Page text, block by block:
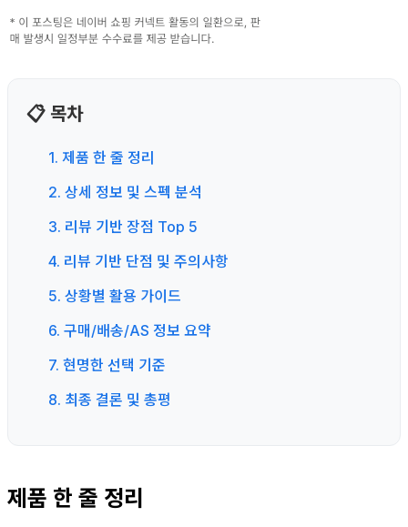
📋 목차
1. 제품 한 줄 정리
2. 상세 정보 및 스펙 분석
3. 리뷰 기반 장점 Top 5
4. 리뷰 기반 단점 및 주의사항
5. 상황별 활용 가이드
6. 구매/배송/AS 정보 요약
7. 현명한 선택 기준
8. 최종 결론 및 총평
제품 한 줄 정리